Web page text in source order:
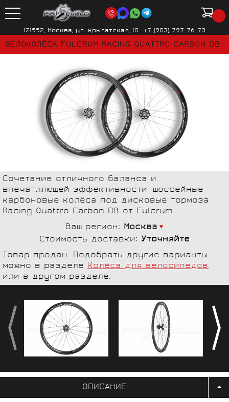
121552, Москва, ул. Крылатская, 10 +7 (903) 797-76-73
ВЕЛОКОЛЁСА FULCRUM RACING QUATTRO CARBON DB
Сочетание отличного баланса и
впечатляющей эффективности: шоссейные
карбоновые колёса под дисковые тормоза
Racing Quattro Carbon DB от Fulcrum.
Ваш регион: Москва
Стоимость доставки: Уточняйте
Товар продан. Подобрать другие варианты
можно в разделе Колёса для велосипедов,
или в другом разделе.
ОПИСАНИЕ